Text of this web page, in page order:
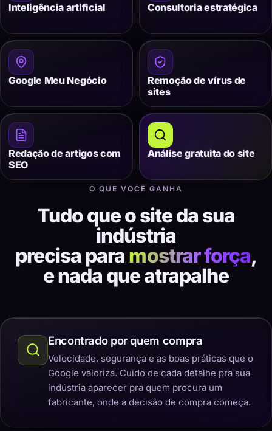
Inteligência artificial Consultoria estratégica
Google Meu Negócio
Remoção de vírus de
sites
Redação de artigos com
SEO
Análise gratuita do site
O QUE VOCÊ GANHA
Tudo que o site da sua
indústria
precisa para mostrar força,
e nada que atrapalhe
Encontrado por quem compra
Velocidade, segurança e as boas práticas que o
Google valoriza. Cuido de cada detalhe pra sua
indústria aparecer pra quem procura um
fabricante, onde a decisão de compra começa.